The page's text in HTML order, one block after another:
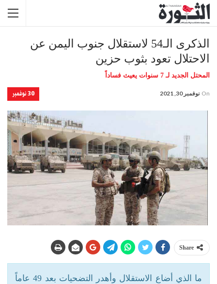
الذكرى الـ54 لاستقلال جنوب اليمن عن
الاحتلال تعود بثوب حزين
المحتل الجديد لـ 7 سنوات يعيث فساداً
30 نوفمبر On نوفمبر 30, 2021
Share
ما الذي أضاع الاستقلال وأهدر التضحيات بعد 49 عاماً